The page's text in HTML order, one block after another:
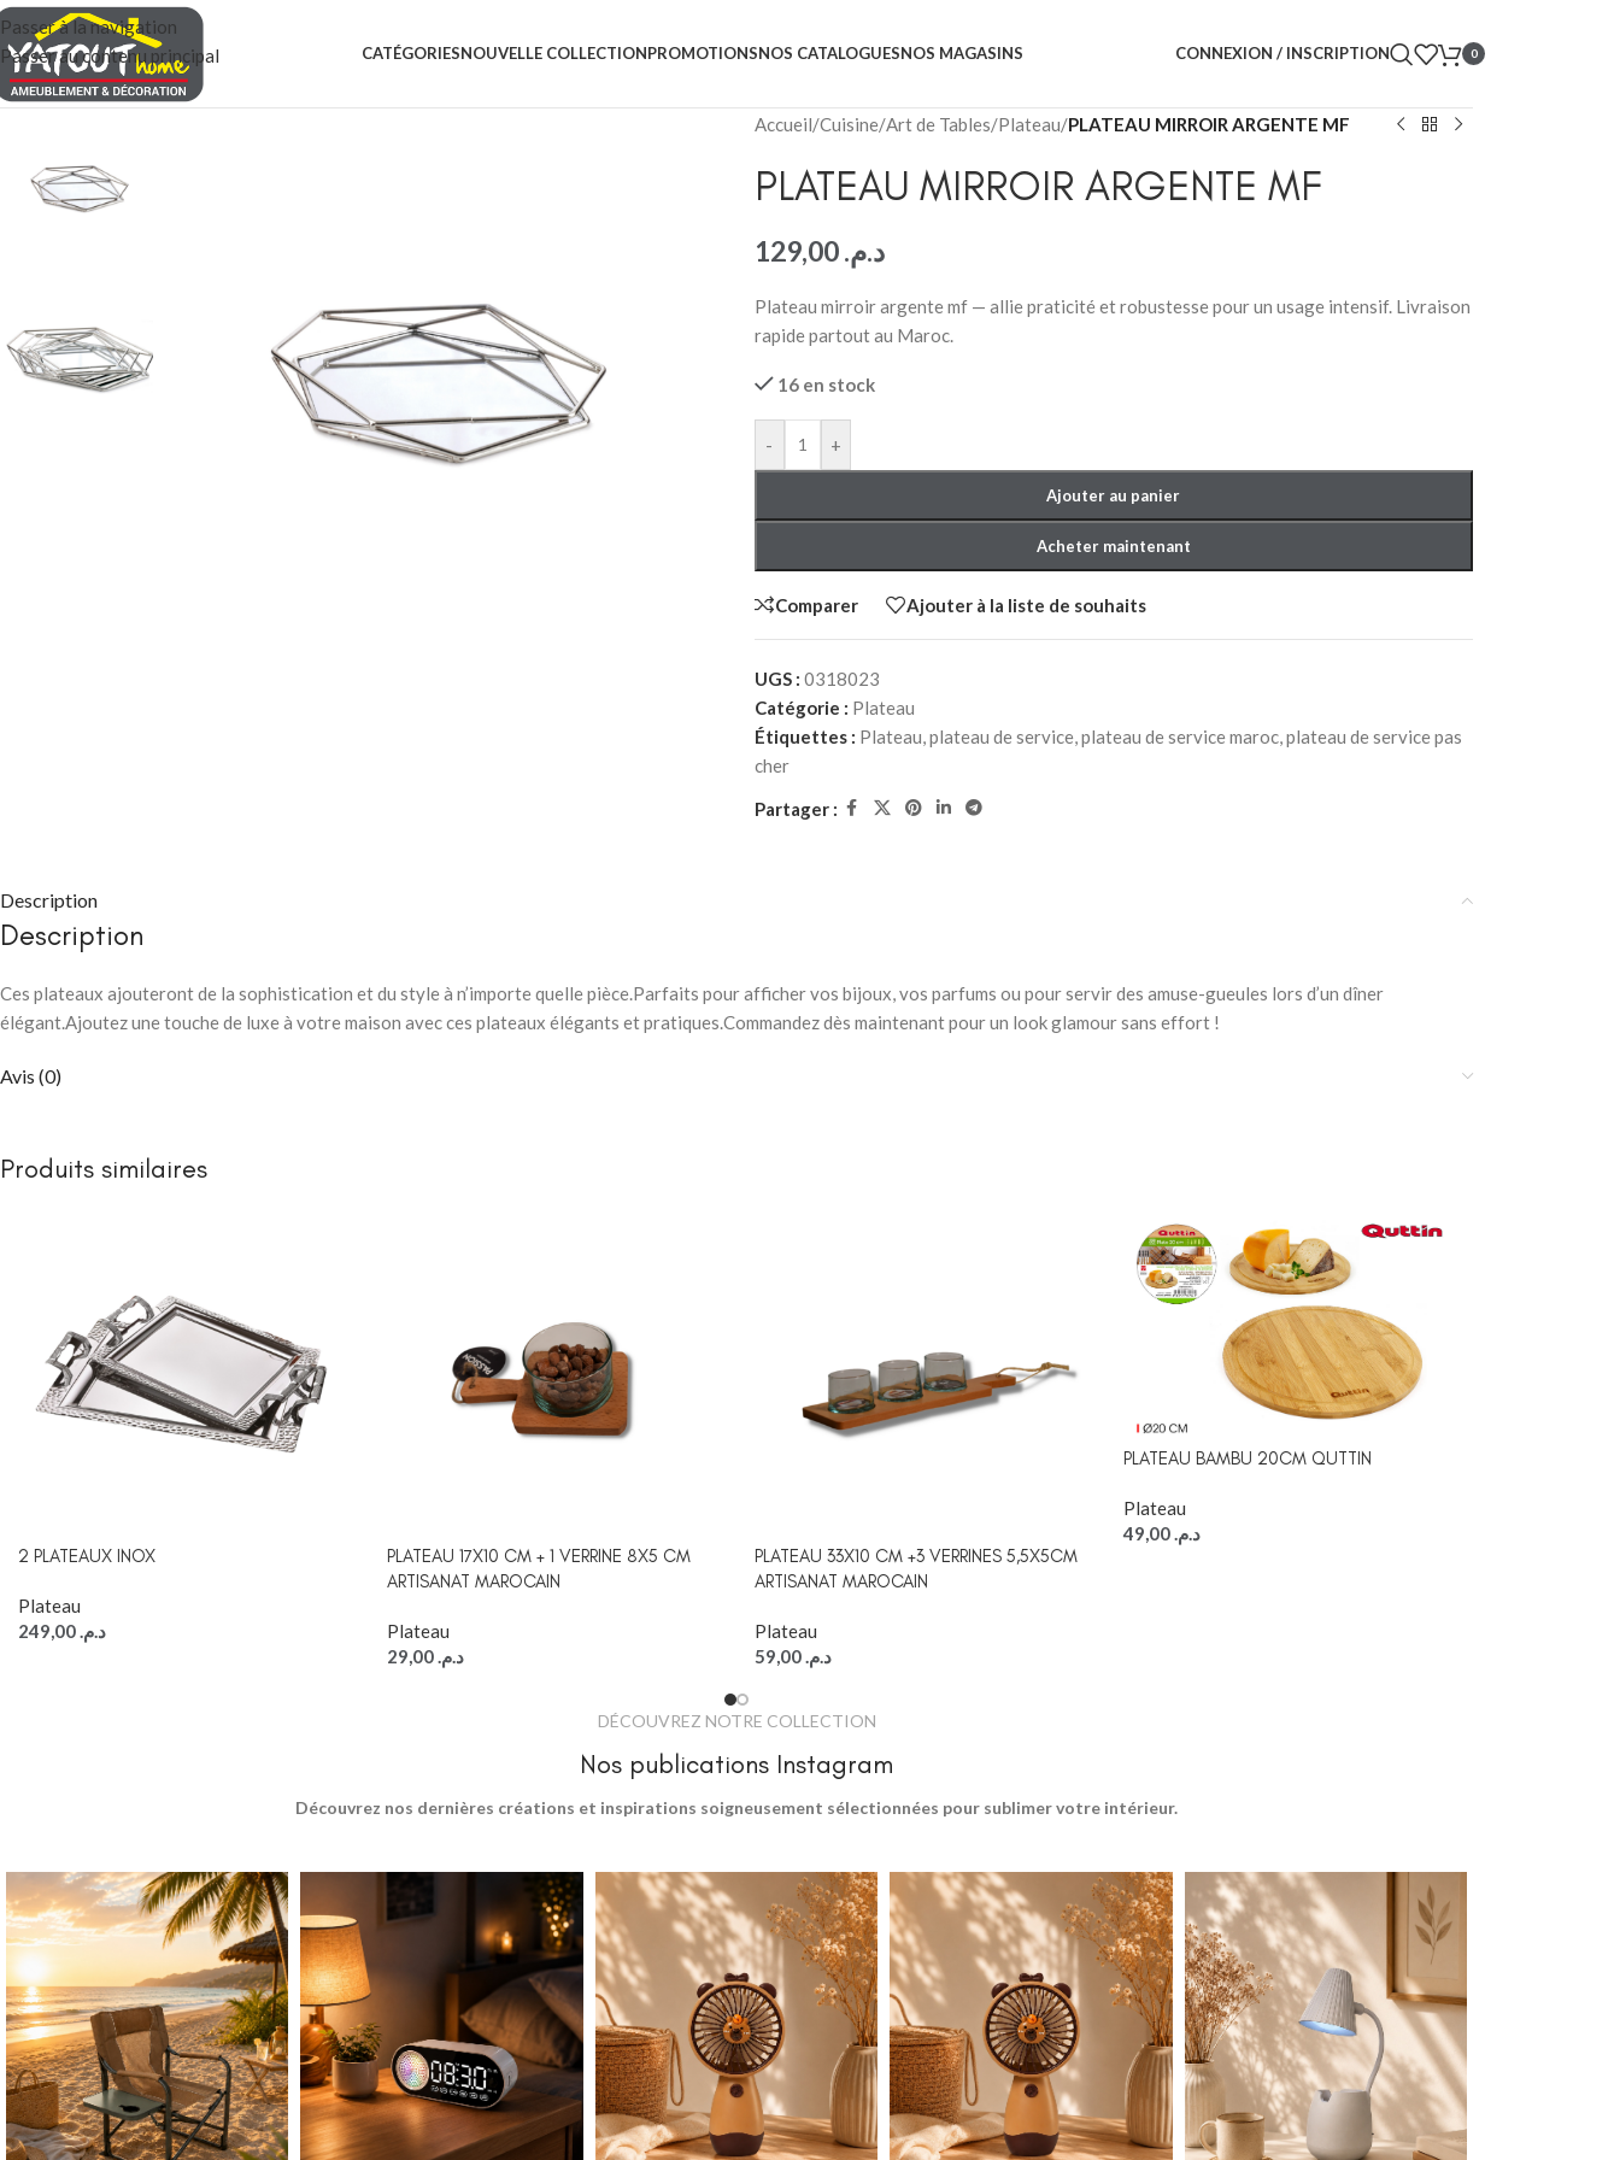
Passer à la navigation
Passer au contenu principal
CATÉGORIES
Armoires
Chevets
CHAMBRE À COUCHER BÉBÉ
NOUVELLE COLLECTIONPROMOTIONSNOS CATALOGUESNOS MAGASINS CONNEXION / INSCRIPTION 0
Accueil/Cuisine/Art de Tables/Plateau/PLATEAU MIRROIR ARGENTE MF
PLATEAU MIRROIR ARGENTE MF
د.م.129,00
Plateau mirroir argente mf — allie praticité et robustesse pour un usage intensif. Livraison
rapide partout au Maroc.
16 en stock
- +
Ajouter au panier
Acheter maintenant
Comparer Ajouter à la liste de souhaits
UGS : 0318023
Catégorie : Plateau
Étiquettes : Plateau,plateau de service,plateau de service maroc,plateau de service pas
cher
Partager :
Description
Description
Ces plateaux ajouteront de la sophistication et du style à n’importe quelle pièce.Parfaits pour afficher vos bijoux, vos parfums ou pour servir des amuse-gueules lors d’un dîner
élégant.Ajoutez une touche de luxe à votre maison avec ces plateaux élégants et pratiques.Commandez dès maintenant pour un look glamour sans effort !
Avis (0)
Produits similaires
2 PLATEAUX INOX
Plateau
د.م.
PLATEAU 17X10 CM + 1 VERRINE 8X5 CM
ARTISANAT MAROCAIN
Plateau
د.م. 29,00
PLATEAU 33X10 CM +3 VERRINES 5,5X5CM
ARTISANAT MAROCAIN
Plateau
د.م.
PLATEAU BAMBU 20CM QUTTIN
Plateau
د.م.49,00
DÉCOUVREZ NOTRE COLLECTION
Nos publications Instagram
Découvrez nos dernières créations et inspirations soigneusement sélectionnées pour sublimer votre intérieur.